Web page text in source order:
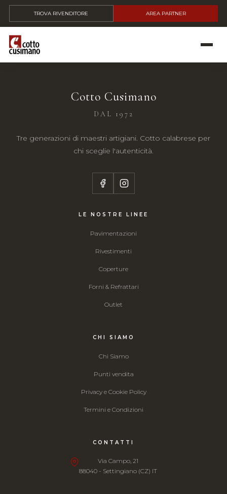
TROVA RIVENDITORE AREA PARTNER
Cotto Cusimano
DAL 1972
Tre generazioni di maestri artigiani. Cotto calabrese per
chi sceglie l'autenticità.
LE NOSTRE LINEE
Pavimentazioni
Rivestimenti
Coperture
Forni & Refrattari
Outlet
CHI SIAMO
Chi Siamo
Punti vendita
Privacy e Cookie Policy
Termini e Condizioni
CONTATTI
Via Campo, 21
88040 - Settingiano (CZ) IT